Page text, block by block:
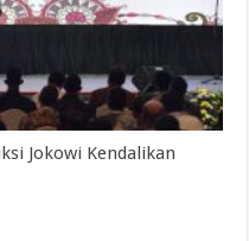
Jokowi Kendalikan